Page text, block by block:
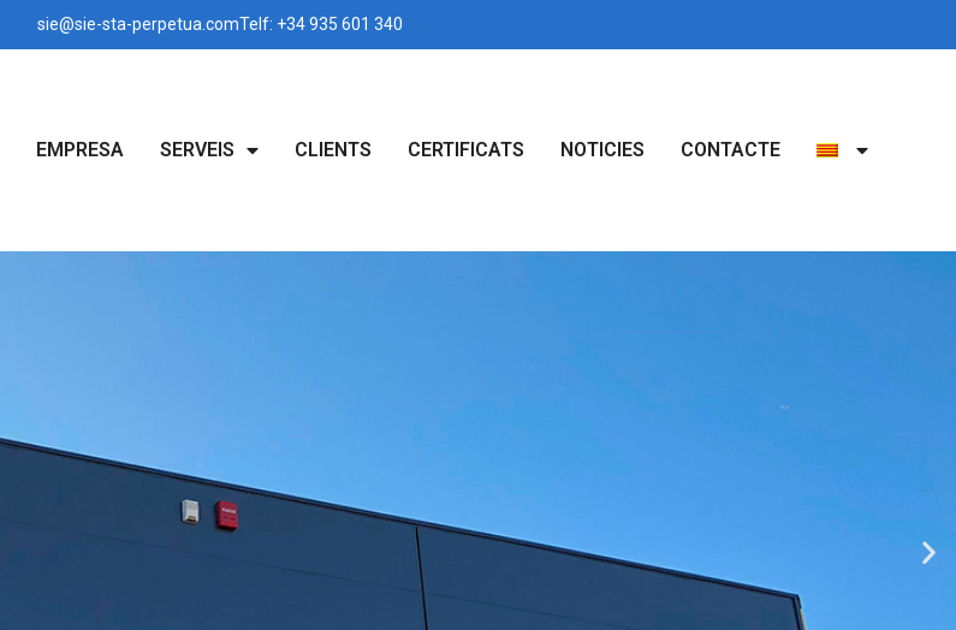
sie@sie-sta-perpetua.comTelf: +34 935 601 340
EMPRESA SERVEIS CLIENTS CERTIFICATS NOTICIES CONTACTE